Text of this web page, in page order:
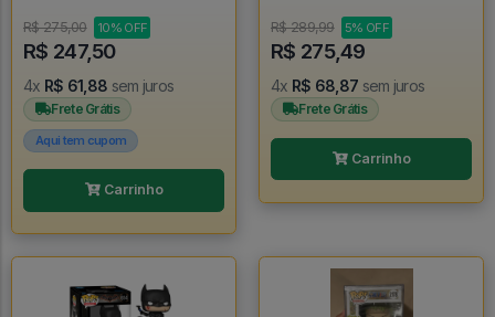
R$ 275,00
10% OFF
R$ 247,50
4x R$ 61,88 sem juros
Frete Grátis
Aqui tem cupom
Carrinho
Academia
R$ 289,99 5% OFF
R$ 275,49
4x R$ 68,87 sem juros
Frete Grátis
Carrinho